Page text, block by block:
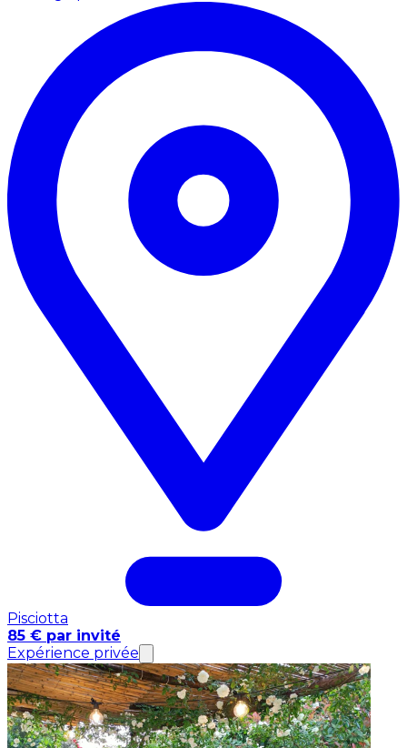
Pisciotta
85 € par invité
Expérience privée